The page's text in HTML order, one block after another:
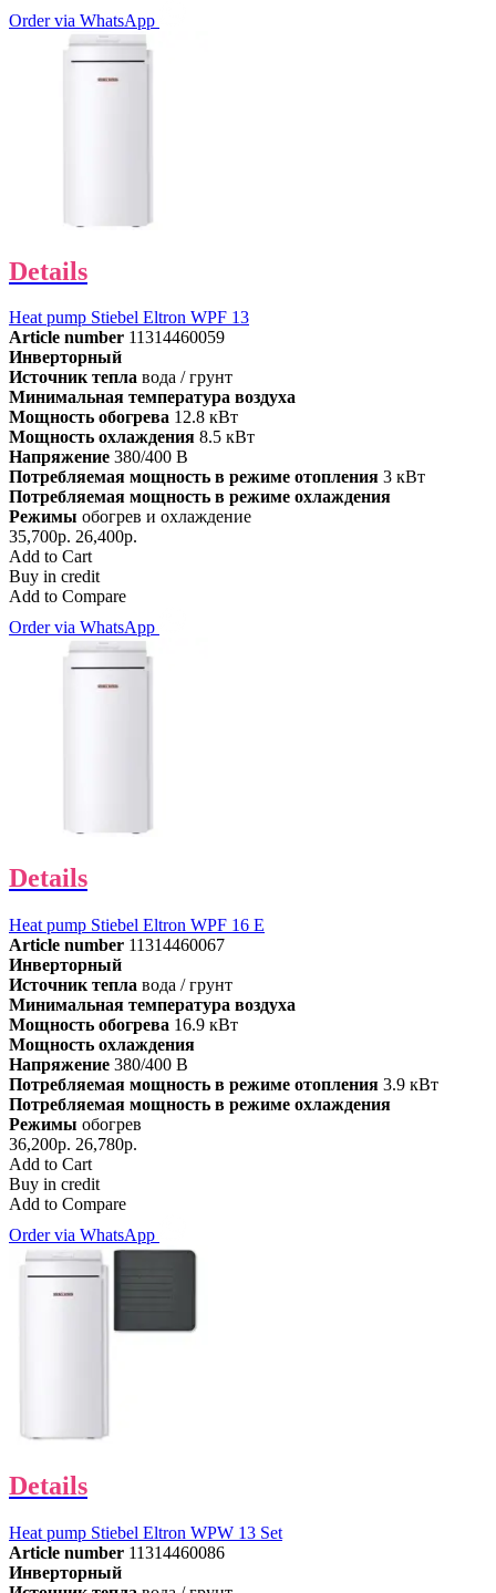
Order via WhatsApp
Details
Heat pump Stiebel Eltron WPF 13
Article number 11314460059
Инверторный
Источник тепла вода / грунт
Минимальная температура воздуха
Мощность обогрева 12.8 кВт
Мощность охлаждения 8.5 кВт
Напряжение 380/400 В
Потребляемая мощность в режиме отопления 3 кВт
Потребляемая мощность в режиме охлаждения
Режимы обогрев и охлаждение
35,700р. 26,400р.
Add to Cart
Buy in credit
Add to Compare
Order via WhatsApp
Details
Heat pump Stiebel Eltron WPF 16 E
Article number 11314460067
Инверторный
Источник тепла вода / грунт
Минимальная температура воздуха
Мощность обогрева 16.9 кВт
Мощность охлаждения
Напряжение 380/400 В
Потребляемая мощность в режиме отопления 3.9 кВт
Потребляемая мощность в режиме охлаждения
Режимы обогрев
36,200р. 26,780р.
Add to Cart
Buy in credit
Add to Compare
Order via WhatsApp
Details
Heat pump Stiebel Eltron WPW 13 Set
Article number 11314460086
Инверторный